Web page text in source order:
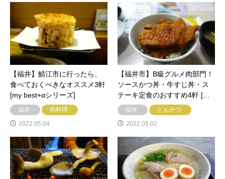
【福井】鯖江市に行ったら、
食べておくべきなオススメ3軒
[my best+αシリーズ]
福井
肉料理
2022.05.04
【福井市】B級グルメ肉部門！
ソースかつ丼・牛すじ丼・ス
テーキ定食のおすすめ4軒 […
福井
とんかつ
2022.05.02